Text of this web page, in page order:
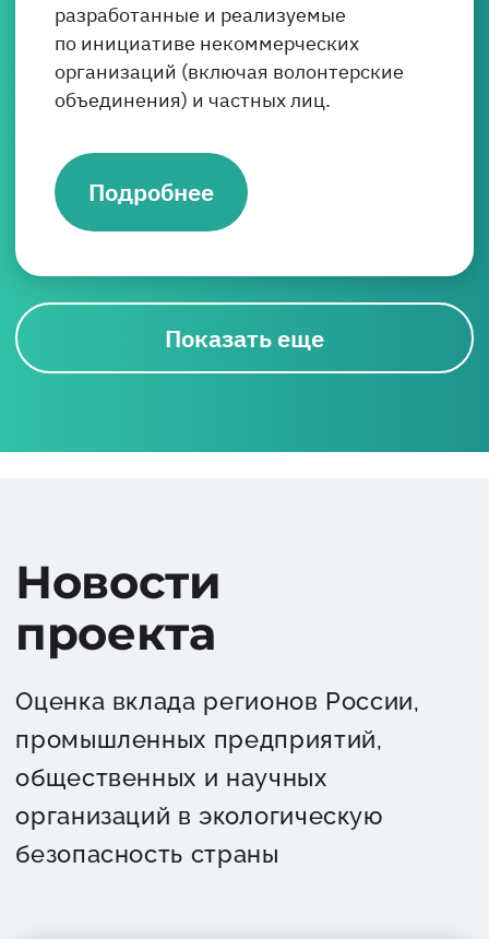
разработанные и реализуемые
по инициативе некоммерческих
организаций (включая волонтерские
объединения) и частных лиц.
Подробнее
Показать еще
Новости
проекта
Оценка вклада регионов России,
промышленных предприятий,
общественных и научных
организаций в экологическую
безопасность страны